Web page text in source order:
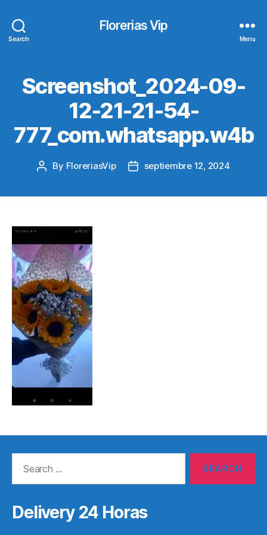
Search
Florerias Vip
Menu
Screenshot_2024-09-
12-21-21-54-
777_com.whatsapp.w4b
Post
By FloreriasVip
Postseptiembre 12, 2024
Delivery 24 Horas